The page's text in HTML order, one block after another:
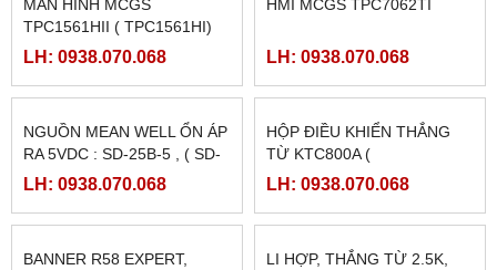
MÀN HÌNH MCGS
LH: 0938.070.068
HMI MCGS TPC7062TI
LH: 0938.070.068